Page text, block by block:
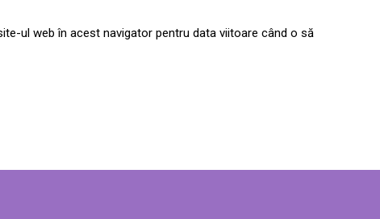
ul web în acest navigator pentru data viitoare când o să